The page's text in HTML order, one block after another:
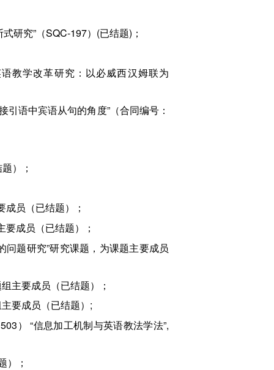
研究”（SQC-197）(已结题)；
教学改革研究：以必威西汉姆联为
语中宾语从句的角度”（合同编号：
）；
员（已结题）；
成员（已结题）；
题研究”研究课题，为课题主要成员
主要成员（已结题）；
要成员（已结题）;
） “信息加工机制与英语教法学法”,
）；